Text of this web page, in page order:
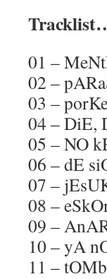
01 –
02 –
03 –
04 – DiE,
05 – NO
06 – dE
07 –
08 –
09 –
10 – yA
11 –